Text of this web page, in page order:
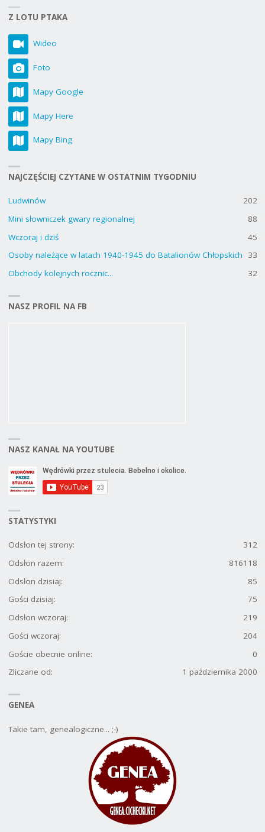
Z LOTU PTAKA
Wideo
Foto
Mapy Google
Mapy Here
Mapy Bing
NAJCZĘŚCIEJ CZYTANE W OSTATNIM TYGODNIU
Ludwinów
202
Mini słowniczek gwary regionalnej
88
Wczoraj i dziś
45
Osoby należące w latach 1940-1945 do Batalionów Chłopskich
33
Obchody kolejnych rocznic...
32
NASZ PROFIL NA FB
NASZ KANAŁ NA YOUTUBE
STATYSTYKI
312
Odsłon tej strony:
816118
Odsłon razem:
85
Odsłon dzisiaj:
75
Gości dzisiaj:
219
Odsłon wczoraj:
204
Gości wczoraj:
0
Goście obecnie online:
1 października 2000
Zliczane od:
GENEA
Takie tam, genealogiczne... ;-)